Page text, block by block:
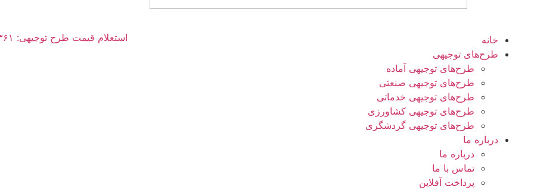
خانه
طرح‌های توجیهی
طرح‌های توجیهی آماده
طرح‌های توجیهی صنعتی
طرح‌های توجیهی خدماتی
طرح‌های توجیهی کشاورزی
طرح‌های توجیهی گردشگری
درباره ما
درباره ما
تماس با ما
پرداخت آفلاین
استعلام قیمت طرح توجیهی: ۰۳۶۱ ۰۰۶ ۰۹۱۲